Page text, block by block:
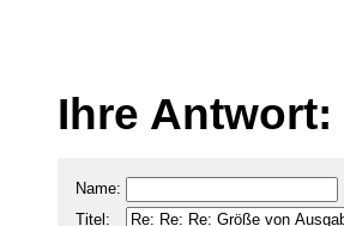
Ihre Antwort:
Name:
Titel: